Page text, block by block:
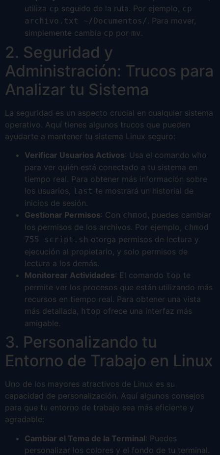
utiliza cp seguido de la ruta. Por ejemplo,
cp
archivo.txt ~/Documentos/ . Para mover,
simplemente cambia cp por mv.
2. Seguridad y
Administración: Trucos para
Analizar tu Sistema
La seguridad es un aspecto crucial en cualquier sistema
operativo. Aquí tienes algunos trucos que pueden
ayudarte a mantener tu sistema Linux seguro:
Verificar Usuarios Activos: Usa el comando who
para ver quién está conectado a tu sistema en
tiempo real. Para obtener más información sobre
los usuarios, last te mostrará un historial de
inicios de sesión.
Gestionar Permisos: Con chmod , puedes cambiar
los permisos de los archivos. Por ejemplo, chmod
755 script.sh otorga permisos de lectura y
ejecución al propietario, y solo permisos de
lectura a los demás.
Monitorear Actividades: El comando top te
permite ver los procesos que están utilizando más
recursos en tiempo real. Para obtener una vista
más detallada, htop ofrece una interfaz más
amigable.
3. Personalizando tu
Entorno de Trabajo en Linux
Uno de los mayores atractivos de Linux es su
capacidad de personalización. Aquí algunos consejos
para que tu entorno de trabajo sea más eficiente y
agradable:
Cambiar el Tema de la Terminal: Puedes
personalizar los colores y el fondo de tu terminal.